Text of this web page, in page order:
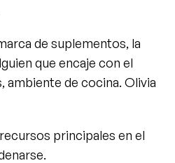
de suplementos, la
que encaje con el
de cocina. Olivia
principales en el